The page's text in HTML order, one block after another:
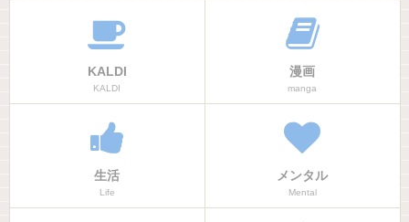
KALDI
KALDI
漫画
manga
生活
Life
メンタル
Mental